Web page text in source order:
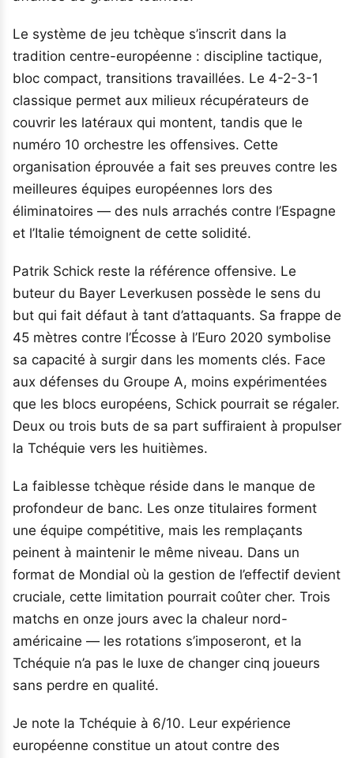
Le système de jeu tchèque s’inscrit dans la
tradition centre-européenne : discipline tactique,
bloc compact, transitions travaillées. Le 4-2-3-1
classique permet aux milieux récupérateurs de
couvrir les latéraux qui montent, tandis que le
numéro 10 orchestre les offensives. Cette
organisation éprouvée a fait ses preuves contre les
meilleures équipes européennes lors des
éliminatoires — des nuls arrachés contre l’Espagne
et l’Italie témoignent de cette solidité.
Patrik Schick reste la référence offensive. Le
buteur du Bayer Leverkusen possède le sens du
but qui fait défaut à tant d’attaquants. Sa frappe de
45 mètres contre l’Écosse à l’Euro 2020 symbolise
sa capacité à surgir dans les moments clés. Face
aux défenses du Groupe A, moins expérimentées
que les blocs européens, Schick pourrait se régaler.
Deux ou trois buts de sa part suffiraient à propulser
la Tchéquie vers les huitièmes.
La faiblesse tchèque réside dans le manque de
profondeur de banc. Les onze titulaires forment
une équipe compétitive, mais les remplaçants
peinent à maintenir le même niveau. Dans un
format de Mondial où la gestion de l’effectif devient
cruciale, cette limitation pourrait coûter cher. Trois
matchs en onze jours avec la chaleur nord-
américaine — les rotations s’imposeront, et la
Tchéquie n’a pas le luxe de changer cinq joueurs
sans perdre en qualité.
Je note la Tchéquie à 6/10. Leur expérience
européenne constitue un atout contre des